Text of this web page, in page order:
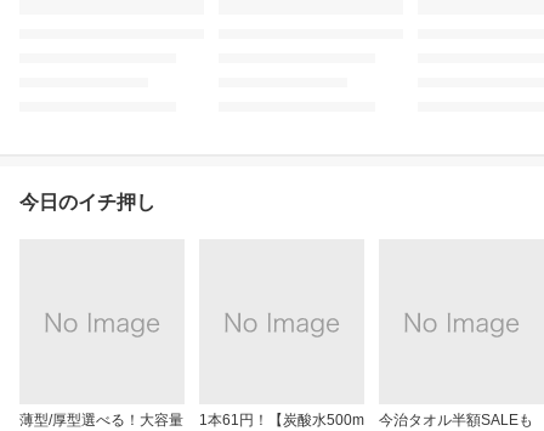
今日のイチ押し
薄型/厚型選べる！大容量
1本61円！【炭酸水500m
今治タオル半額SALEも